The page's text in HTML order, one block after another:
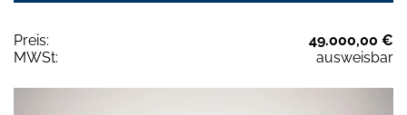
Preis:
49.000,00 €
MWSt:
ausweisbar